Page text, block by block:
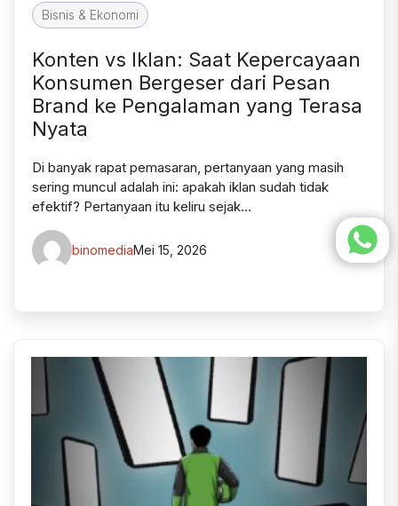
Bisnis & Ekonomi
Konten vs Iklan: Saat Kepercayaan
Konsumen Bergeser dari Pesan
Brand ke Pengalaman yang Terasa
Nyata
Di banyak rapat pemasaran, pertanyaan yang masih
sering muncul adalah ini: apakah iklan sudah tidak
efektif? Pertanyaan itu keliru sejak…
binomediaMei 15, 2026